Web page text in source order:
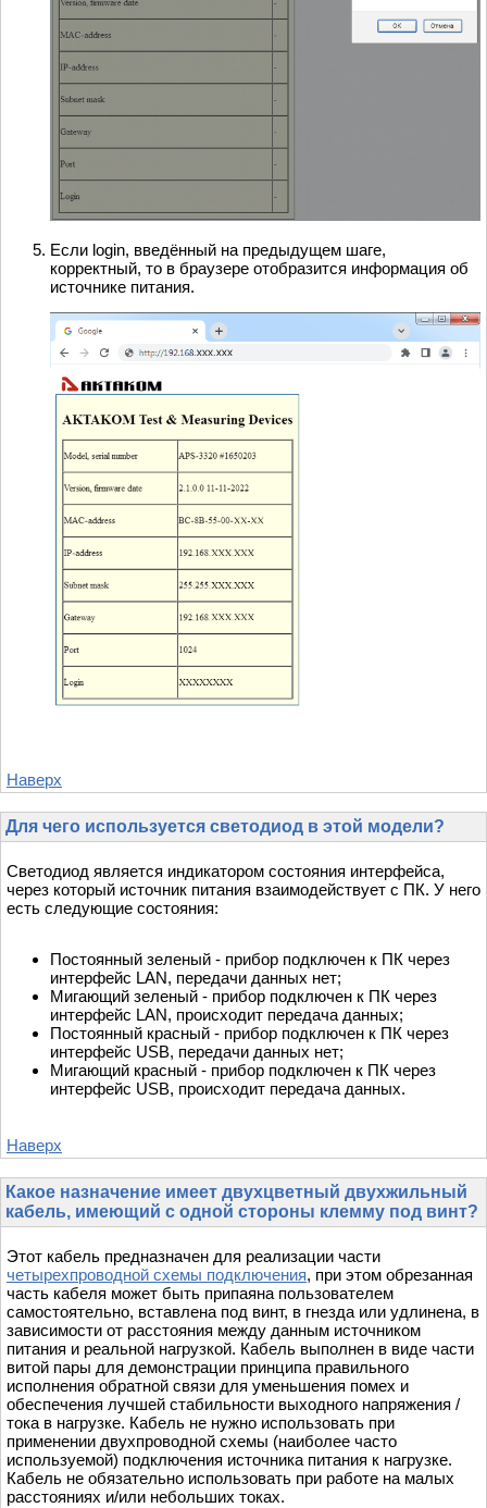
Если login, введённый на предыдущем шаге,
корректный, то в браузере отобразится информация об
источнике питания.
Наверх
Для чего используется светодиод в этой модели?
Cветодиод является индикатором состояния интерфейса,
через который источник питания взаимодействует с ПК. У него
есть следующие состояния:
Постоянный зеленый - прибор подключен к ПК через
интерфейс LAN, передачи данных нет;
Мигающий зеленый - прибор подключен к ПК через
интерфейс LAN, происходит передача данных;
Постоянный красный - прибор подключен к ПК через
интерфейс USB, передачи данных нет;
Мигающий красный - прибор подключен к ПК через
интерфейс USB, происходит передача данных.
Наверх
Какое назначение имеет двухцветный двухжильный
кабель, имеющий с одной стороны клемму под винт?
Этот кабель предназначен для реализации части
четырехпроводной схемы подключения, при этом обрезанная
часть кабеля может быть припаяна пользователем
самостоятельно, вставлена под винт, в гнезда или удлинена, в
зависимости от расстояния между данным источником
питания и реальной нагрузкой. Кабель выполнен в виде части
витой пары для демонстрации принципа правильного
исполнения обратной связи для уменьшения помех и
обеспечения лучшей стабильности выходного напряжения /
тока в нагрузке. Кабель не нужно использовать при
применении двухпроводной схемы (наиболее часто
используемой) подключения источника питания к нагрузке.
Кабель не обязательно использовать при работе на малых
расстояниях и/или небольших токах.